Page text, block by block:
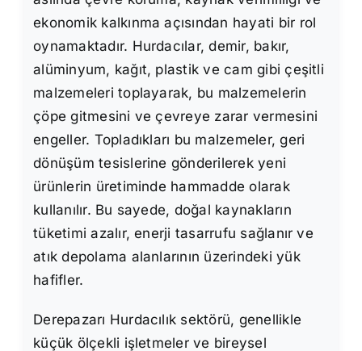
ekonomik kalkınma açısından hayati bir rol
oynamaktadır. Hurdacılar, demir, bakır,
alüminyum, kağıt, plastik ve cam gibi çeşitli
malzemeleri toplayarak, bu malzemelerin
çöpe gitmesini ve çevreye zarar vermesini
engeller. Topladıkları bu malzemeler, geri
dönüşüm tesislerine gönderilerek yeni
ürünlerin üretiminde hammadde olarak
kullanılır. Bu sayede, doğal kaynakların
tüketimi azalır, enerji tasarrufu sağlanır ve
atık depolama alanlarının üzerindeki yük
hafifler.
Derepazarı Hurdacılık sektörü, genellikle
küçük ölçekli işletmeler ve bireysel